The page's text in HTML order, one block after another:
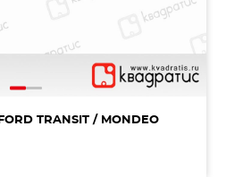
TRANSIT / MONDEO